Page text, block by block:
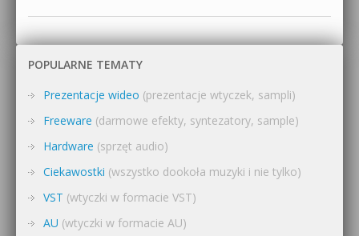
POPULARNE TEMATY
Prezentacje wideo (prezentacje wtyczek, sampli)
Freeware (darmowe efekty, syntezatory, sample)
Hardware (sprzęt audio)
Ciekawostki (wszystko dookoła muzyki i nie tylko)
VST (wtyczki w formacie VST)
AU (wtyczki w formacie AU)